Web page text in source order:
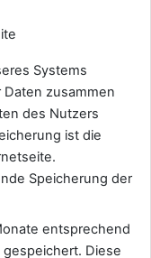
Systems
zusammen
des Nutzers
ist die
Speicherung der
entsprechend
gespeichert. Diese